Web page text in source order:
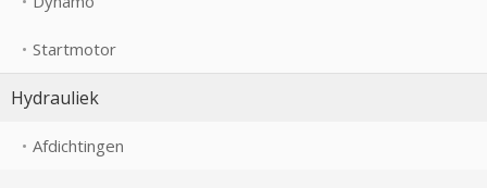
Startmotor
Hydrauliek
Afdichtingen